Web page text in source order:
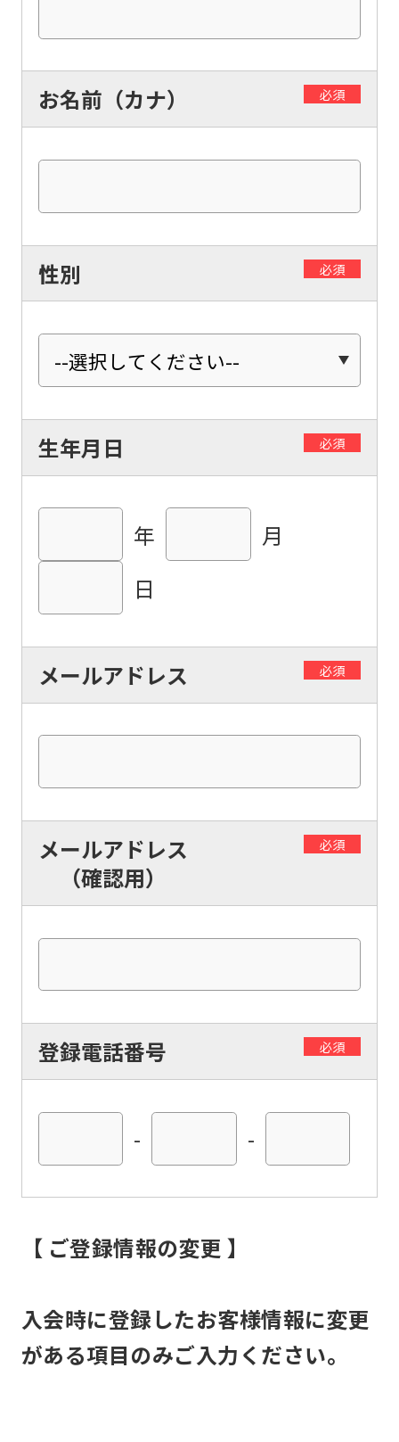
お名前（カナ） 必須
性別 必須
生年月日 必須
年
月
日
メールアドレス 必須
メールアドレス
（確認用）
必須
登録電話番号 必須
- -
【 ご登録情報の変更 】
入会時に登録したお客様情報に変更
がある項目のみご入力ください。
foreigners
Central
official
website
translated
Click
translation)
to
page.
However,